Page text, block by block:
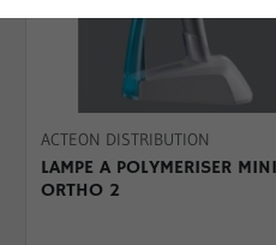
ACTEON DISTRIBUTION
LAMPE A POLYMERISER
ORTHO 2